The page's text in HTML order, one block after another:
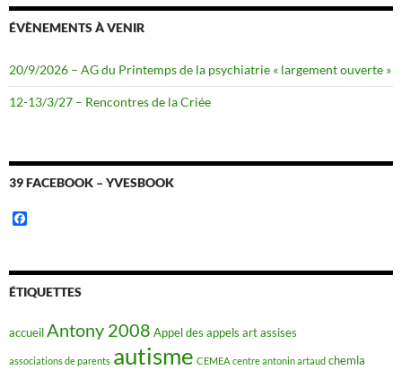
ÉVÈNEMENTS À VENIR
20/9/2026 – AG du Printemps de la psychiatrie « largement ouverte »
12-13/3/27 – Rencontres de la Criée
39 FACEBOOK – YVESBOOK
b
o
o
ÉTIQUETTES
accueilAntony 2008 Appel des appels artassises
associations de parents autisme CEMEA centre antonin artaud chemla